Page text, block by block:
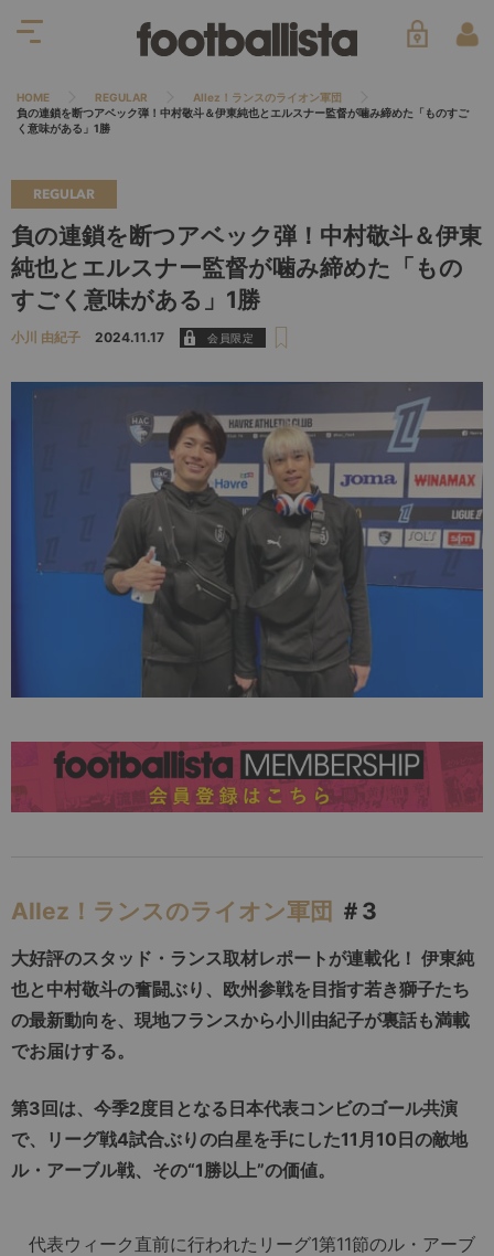
HOME REGULAR
Allez！ランスのライオン軍団
負の連鎖を断つアベック弾！中村敬斗＆伊東純也とエルスナー監督が噛み締めた「ものすご
く意味がある」1勝
REGULAR
負の連鎖を断つアベック弾！中村敬斗＆伊東
純也とエルスナー監督が噛み締めた「もの
すごく意味がある」1勝
小川 由紀子 2024.11.17
Allez！ランスのライオン軍団 ＃3
大好評のスタッド・ランス取材レポートが連載化！ 伊東純
也と中村敬斗の奮闘ぶり、欧州参戦を目指す若き獅子たち
の最新動向を、現地フランスから小川由紀子が裏話も満載
でお届けする。
第3回は、今季2度目となる日本代表コンビのゴール共演
で、リーグ戦4試合ぶりの白星を手にした11月10日の敵地
ル・アーブル戦、その“1勝以上”の価値。
代表ウィーク直前に行われたリーグ1第11節のル・アーブ